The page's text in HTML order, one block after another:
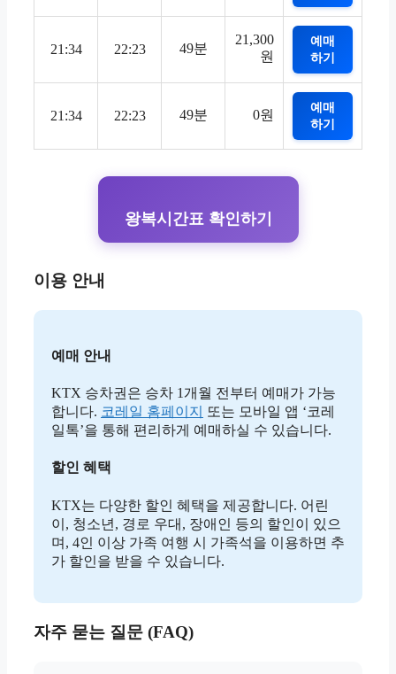
21:34 22:23 49분
21,300
원
예매
하기
21:34 22:23 49분 0원
예매
하기
왕복시간표 확인하기
이용 안내
예매 안내
KTX 승차권은 승차 1개월 전부터 예매가 가능
합니다. 코레일 홈페이지
또는 모바일 앱 ‘코레
일톡’을 통해 편리하게 예매하실 수 있습니다.
할인 혜택
KTX는 다양한 할인 혜택을 제공합니다. 어린
이, 청소년, 경로 우대, 장애인 등의 할인이 있으
며, 4인 이상 가족 여행 시 가족석을 이용하면 추
가 할인을 받을 수 있습니다.
자주 묻는 질문 (FAQ)